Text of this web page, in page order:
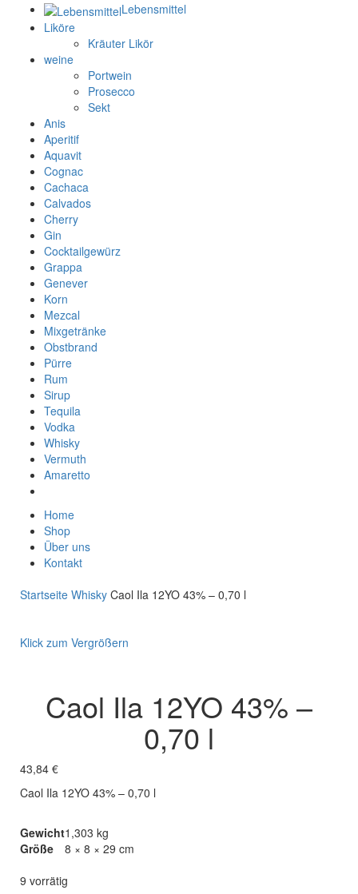
Lebensmittel
Liköre
Kräuter Likör
weine
Portwein
Prosecco
Sekt
Anis
Aperitif
Aquavit
Cognac
Cachaca
Calvados
Cherry
Gin
Cocktailgewürz
Grappa
Genever
Korn
Mezcal
Mixgetränke
Obstbrand
Pürre
Rum
Sirup
Tequila
Vodka
Whisky
Vermuth
Amaretto
Home
Shop
Über uns
Kontakt
Startseite Whisky Caol Ila 12YO 43% – 0,70 l
Klick zum Vergrößern
Caol Ila 12YO 43% –
0,70 l
43,84 €
Caol Ila 12YO 43% – 0,70 l
Gewicht1,303 kg
Größe
8 × 8 × 29 cm
9 vorrätig